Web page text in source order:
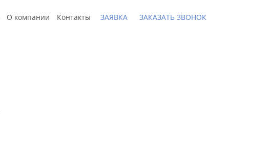
О компании Контакты ЗАЯВКА ЗАКАЗАТЬ ЗВОНОК